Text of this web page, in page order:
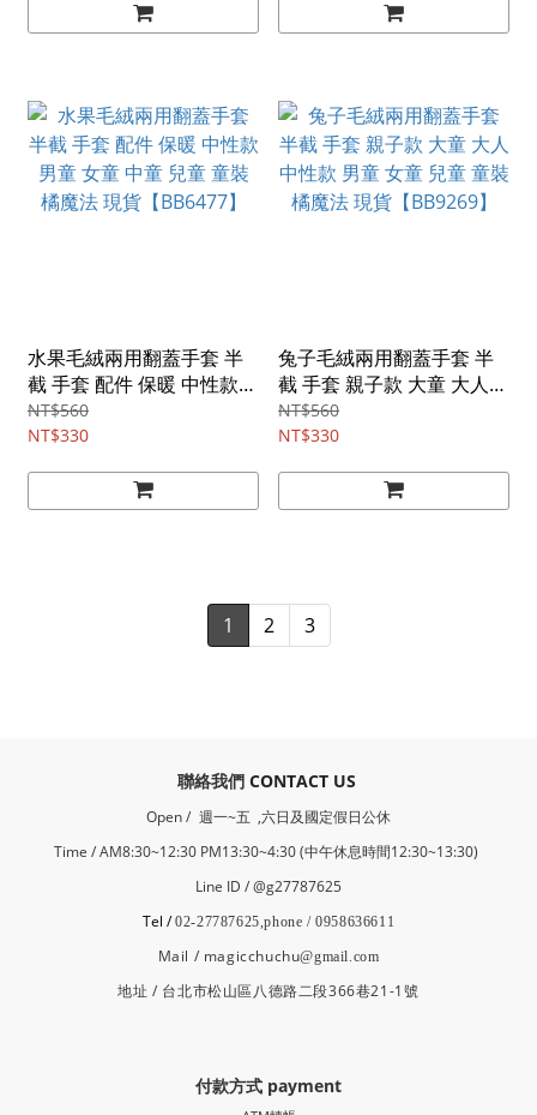
水果毛絨兩用翻蓋手套 半
截 手套 配件 保暖 中性款
男童 女童 中童 兒童 童裝
橘魔法 現貨【BB6477】
NT$560
NT$330
兔子毛絨兩用翻蓋手套 半
截 手套 親子款 大童 大人
中性款 男童 女童 兒童 童裝
橘魔法 現貨【BB9269】
NT$560
NT$330
1 2 3
​聯絡我們 CONTACT US
Open / 週一~五 ,六日及國定假日公休
Time / AM8:30~12:30 PM13:30~4:30 (中午休息時間12:30~13:30)
Line ID / @g27787625
Tel /02-27787625,phone / 0958636611
Mail / magicchuchu@gmail.com
地址 / 台北市松山區八德路二段366巷21-1號
付款方式 payment